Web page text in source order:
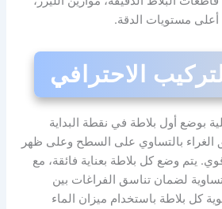
أعلى مستويات الدقة.
بوضع أول بلاطة في نقطة البداية
الغراء بالتساوي على السطح وعلى ظهر
يتم وضع كل بلاطة بعناية فائقة، مع
لضمان تناسق الفراغات بين
كل بلاطة باستخدام ميزان الماء